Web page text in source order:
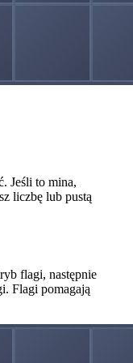
Jeśli to mina,
liczbę lub pustą
flagi, następnie
Flagi pomagają